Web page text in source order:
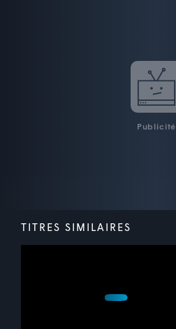
Publicité
TITRES SIMILAIRES